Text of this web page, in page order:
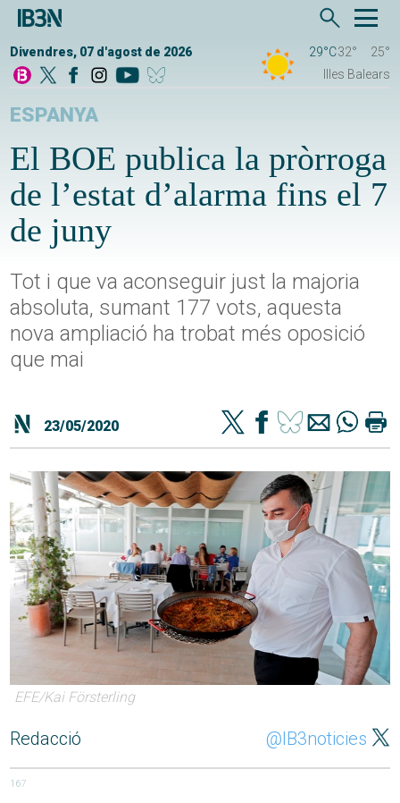
Divendres, 07 d'agost de 2026 29°C32°
25°
Illes Balears
ESPANYA
El BOE publica la pròrroga
de l’estat d’alarma fins el 7
de juny
Tot i que va aconseguir just la majoria
absoluta, sumant 177 vots, aquesta
nova ampliació ha trobat més oposició
que mai
23/05/2020
EFE/Kai Försterling
Redacció @IB3noticies
167